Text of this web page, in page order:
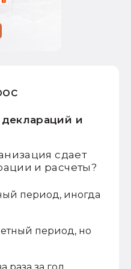
и
сдает
и расчеты?
период, иногда
период, но